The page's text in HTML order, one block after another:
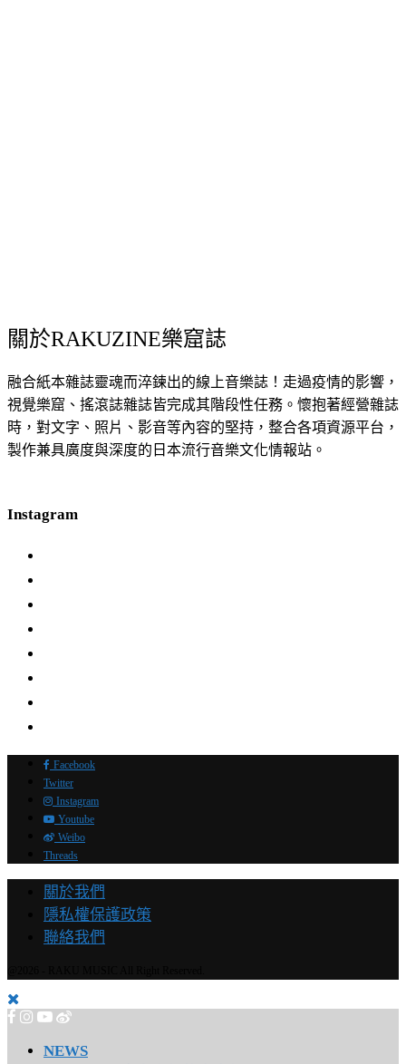
關於RAKUZINE樂窟誌
融合紙本雜誌靈魂而淬鍊出的線上音樂誌！走過疫情的影響，
視覺樂窟、搖滾誌雜誌皆完成其階段性任務。懷抱著經營雜誌
時，對文字、照片、影音等內容的堅持，整合各項資源平台，
製作兼具廣度與深度的日本流行音樂文化情報站。
Instagram
Facebook
Twitter
Instagram
Youtube
Weibo
Threads
關於我們
隱私權保護政策
聯絡我們
NEWS